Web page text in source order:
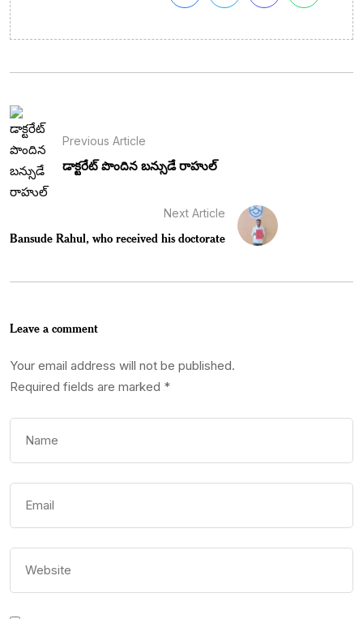
Previous Article
డాక్టరేట్ పొందిన బన్సుడే రాహుల్
Next Article
Bansude Rahul, who received his doctorate
Leave a comment
Your email address will not be published.
Required fields are marked *